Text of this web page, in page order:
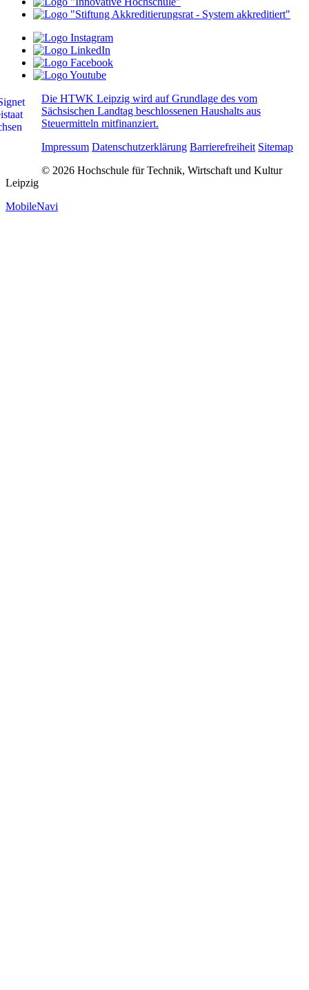
Die HTWK Leipzig wird auf Grundlage des vom
Sächsischen Landtag beschlossenen Haushalts aus
Steuermitteln mitfinanziert.
Impressum Datenschutzerklärung Barrierefreiheit Sitemap
© 2026 Hochschule für Technik, Wirtschaft und Kultur
Leipzig
MobileNavi